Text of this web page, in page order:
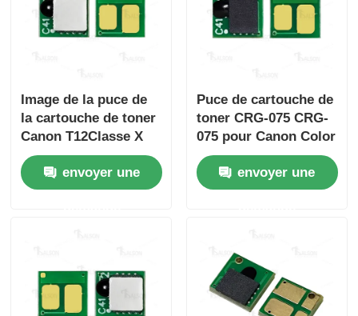
Image de la puce de
la cartouche de toner
Canon T12Classe X
LBP 1333C/MF1333C
envoyer une
Puce de cartouche de
toner CRG-075 CRG-
075 pour Canon Color
imageCLASS
LBP646Cdw
LB647Cdw
envoyer une